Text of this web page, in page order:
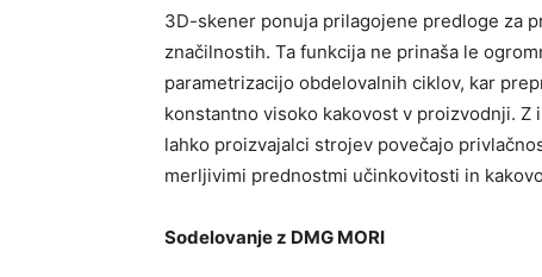
3D-skener ponuja prilagojene predloge za
značilnostih. Ta funkcija ne prinaša le
parametrizacijo obdelovalnih ciklov, kar
konstantno visoko kakovost v proizvodnji.
lahko proizvajalci strojev povečajo
merljivimi prednostmi učinkovitosti in
Sodelovanje z DMG MORI